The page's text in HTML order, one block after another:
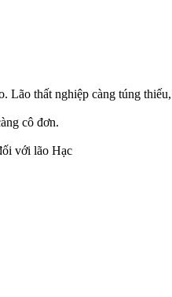
Lão thất nghiệp càng túng
cô đơn.
với lão Hạc